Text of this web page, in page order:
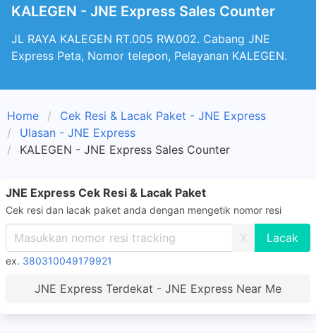
KALEGEN - JNE Express Sales Counter
JL RAYA KALEGEN RT.005 RW.002. Cabang JNE
Express Peta, Nomor telepon, Pelayanan KALEGEN.
Home
Cek Resi & Lacak Paket - JNE Express
Ulasan - JNE Express
KALEGEN - JNE Express Sales Counter
JNE Express Cek Resi & Lacak Paket
Cek resi dan lacak paket anda dengan mengetik nomor resi
X
ex. 380310049179921
JNE Express Terdekat - JNE Express Near Me